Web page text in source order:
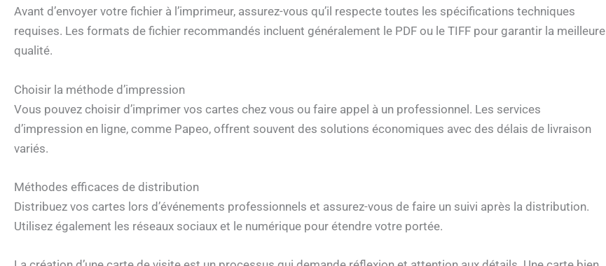
Avant d’envoyer votre fichier à l’imprimeur, assurez-vous qu’il respecte toutes les spécifications techniques
requises. Les formats de fichier recommandés incluent généralement le PDF ou le TIFF pour garantir la meilleure
qualité.
Choisir la méthode d’impression
Vous pouvez choisir d’imprimer vos cartes chez vous ou faire appel à un professionnel. Les services
d’impression en ligne, comme Papeo, offrent souvent des solutions économiques avec des délais de livraison
variés.
Méthodes efficaces de distribution
Distribuez vos cartes lors d’événements professionnels et assurez-vous de faire un suivi après la distribution.
Utilisez également les réseaux sociaux et le numérique pour étendre votre portée.